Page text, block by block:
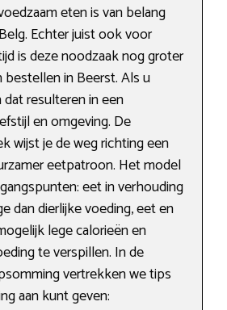
eten is van belang
Echter juist ook voor
is deze noodzaak nog groter
in Beerst. Als u
resulteren in een
en omgeving. De
wijst je de weg richting een
eetpatroon. Het model
eet in verhouding
dan dierlijke voeding, eet en
lege calorieën en
te verspillen. In de
vertrekken we tips
aan kunt geven: